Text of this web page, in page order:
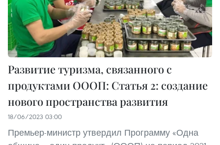
Развитие туризма, связанного с
продуктами ОООП: Статья 2: создание
нового пространства развития
18/06/2023 03:00
Премьер-министр утвердил Программу «Одна